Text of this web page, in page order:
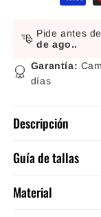
Pide antes
de ago..
Garantía:
días
Descripción
Guía de tallas
Material